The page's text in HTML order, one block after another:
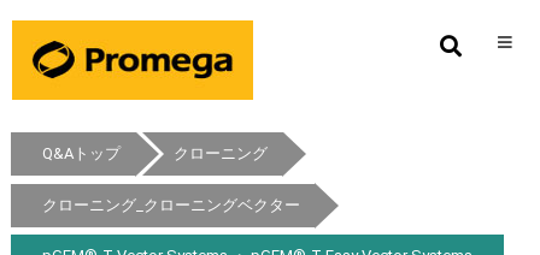
Q&Aトップ クローニング
クローニング_クローニングベクター